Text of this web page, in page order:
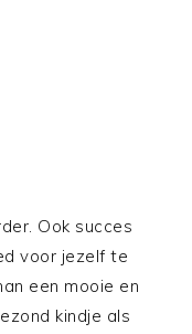
Ook succes
voor jezelf te
een mooie en
kindje als